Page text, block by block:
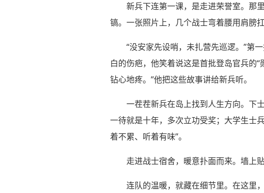
新兵下连第一课，是走进荣誉室。那
镐。一张照片上，几个战士弯着腰用肩膀
“没安家先设哨，未扎营先巡逻。”第
白的伤疤，他笑着说这是首批登岛官兵的
钻心地疼。”他把这些故事讲给新兵听。
一茬茬新兵在岛上找到人生方向。下
一待就是十年，多次立功受奖；大学生士
着不累、听着有味”。
走进战士宿舍，暖意扑面而来。墙上
连队的温暖，就藏在细节里。在这里